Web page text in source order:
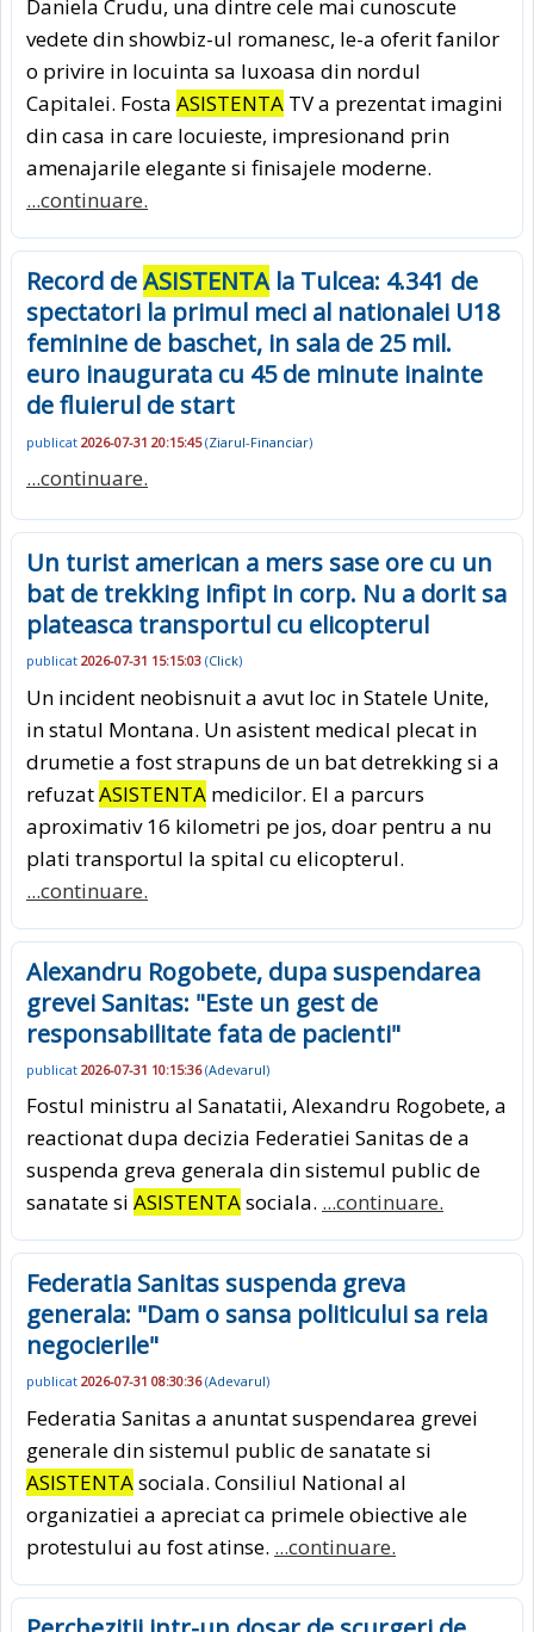
Daniela Crudu, una dintre cele mai cunoscute
vedete din showbiz-ul romanesc, le-a oferit fanilor
o privire in locuinta sa luxoasa din nordul
Capitalei. Fosta ASISTENTA TV a prezentat imagini
din casa in care locuieste, impresionand prin
amenajarile elegante si finisajele moderne.
...continuare.
Record deASISTENTAla Tulcea: 4.341 de
spectatori la primul meci al nationalei U18
feminine de baschet, in sala de 25 mil.
euro inaugurata cu 45 de minute inainte
de fluierul de start
publicat 2026-07-31 20:15:45(Ziarul-Financiar)
...continuare.
Un turist american a mers sase ore cu un
bat de trekking infipt in corp. Nu a dorit sa
plateasca transportul cu elicopterul
publicat 2026-07-31 15:15:03 (Click)
Un incident neobisnuit a avut loc in Statele Unite,
in statul Montana. Un asistent medical plecat in
drumetie a fost strapuns de un bat detrekking si a
refuzatASISTENTA medicilor. El a parcurs
aproximativ 16 kilometri pe jos, doar pentru a nu
plati transportul la spital cu elicopterul.
...continuare.
Alexandru Rogobete, dupa suspendarea
grevei Sanitas: "Este un gest de
responsabilitate fata de pacienti"
publicat 2026-07-31 10:15:36(Adevarul)
Fostul ministru al Sanatatii, Alexandru Rogobete, a
reactionat dupa decizia Federatiei Sanitas de a
suspenda greva generala din sistemul public de
sanatate si ASISTENTAsociala. ...continuare.
Federatia Sanitas suspenda greva
generala: "Dam o sansa politicului sa reia
negocierile"
publicat 2026-07-31 08:30:36(Adevarul)
Federatia Sanitas a anuntat suspendarea grevei
generale din sistemul public de sanatate si
ASISTENTAsociala. Consiliul National al
organizatiei a apreciat ca primele obiective ale
protestului au fost atinse. ...continuare.